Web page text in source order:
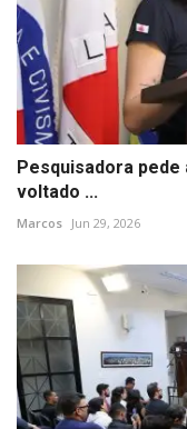
Pesquisadora pede
voltado ...
Marcos Jun 29, 2026